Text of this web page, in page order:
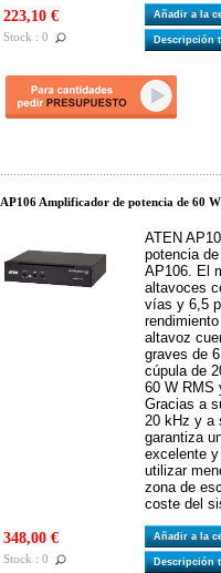
223,10 €
Stock : 0
Añadir a la
Descripción
AP106 Amplificador de potencia de 60
ATEN
potencia
AP106. El
altavoces
vías y 6,5
altavoz
graves de
cúpula de
60 W RMS
Gracias a
20 kHz y a
garantiza
excelente
utilizar
zona de
coste del
348,00 €
Stock : 0
Añadir a la
Descripción